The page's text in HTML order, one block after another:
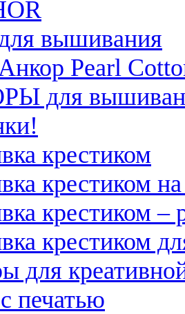
вышивания
Pearl
для
крестиком
крестиком
крестиком –
крестиком
для
печатью